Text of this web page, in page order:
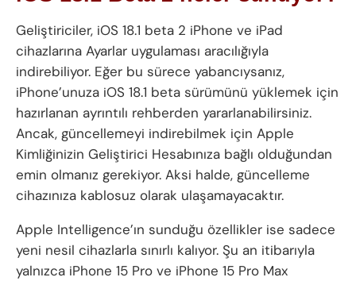
Geliştiriciler, iOS 18.1 beta 2 iPhone ve iPad
cihazlarına Ayarlar uygulaması aracılığıyla
indirebiliyor. Eğer bu sürece yabancıysanız,
iPhone’unuza iOS 18.1 beta sürümünü yüklemek için
hazırlanan ayrıntılı rehberden yararlanabilirsiniz.
Ancak, güncellemeyi indirebilmek için Apple
Kimliğinizin Geliştirici Hesabınıza bağlı olduğundan
emin olmanız gerekiyor. Aksi halde, güncelleme
cihazınıza kablosuz olarak ulaşamayacaktır.
Apple Intelligence’ın sunduğu özellikler ise sadece
yeni nesil cihazlarla sınırlı kalıyor. Şu an itibarıyla
yalnızca iPhone 15 Pro ve iPhone 15 Pro Max